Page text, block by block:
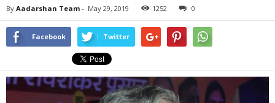
By Aadarshan Team - May 29, 2019 1252 0
Facebook Twitter